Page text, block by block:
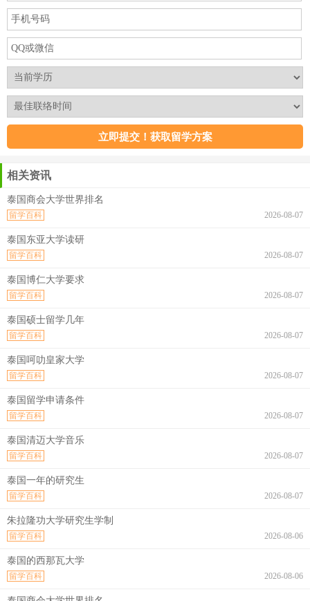
相关资讯
泰国商会大学世界排名
2026-08-07
留学百科
泰国东亚大学读研
2026-08-07
留学百科
泰国博仁大学要求
2026-08-07
留学百科
泰国硕士留学几年
2026-08-07
留学百科
泰国呵叻皇家大学
2026-08-07
留学百科
泰国留学申请条件
2026-08-07
留学百科
泰国清迈大学音乐
2026-08-07
留学百科
泰国一年的研究生
2026-08-07
留学百科
朱拉隆功大学研究生学制
2026-08-06
留学百科
泰国的西那瓦大学
2026-08-06
留学百科